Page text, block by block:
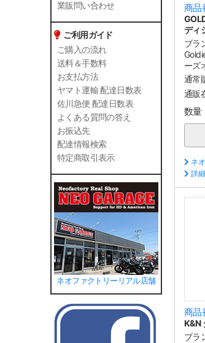
業販問い合わせ
ご利用ガイド
ご購入の流れ
送料＆手数料
お支払方法
ヤマト運輸 配達日数表
佐川急便 配達日数表
よくある質問の答え
お振込先
配達情報検索
特定商取引表示
ネオファクトリーリアル店舗
商品
ディ
ブラ
ーズ
通常
通販
数量
ネ
詳
商品
K&N
ブラ